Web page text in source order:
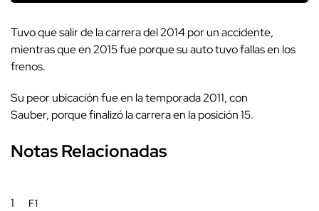
Tuvo que salir de la carrera del 2014 por un accidente,
mientras que en 2015 fue porque su auto tuvo fallas en los
frenos.
Su peor ubicación fue en la temporada 2011, con
Sauber, porque finalizó la carrera en la posición 15.
Notas Relacionadas
1 F1